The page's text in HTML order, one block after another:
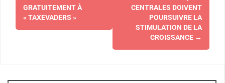
d'article
GRATUITEMENT À
« TAXEVADERS »
CENTRALES DOIVENT
POURSUIVRE LA
STIMULATION DE LA
CROISSANCE →